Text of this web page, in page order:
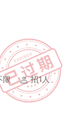
限 招1人